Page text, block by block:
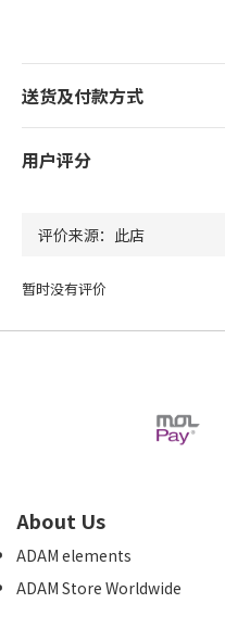
送货及付款方式
用户评分
暂时没有评价
About Us
ADAM elements
ADAM Store Worldwide